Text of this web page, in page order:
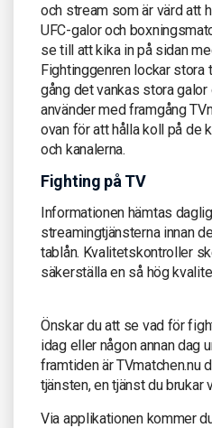
och stream som är värd att
UFC-galor och
se till att kika in på sidan
Fightinggenren lockar
gång det vankas stora
använder med framgång
ovan för att hålla koll på de
och kanalerna.
Fighting på TV
Informationen hämtas
streamingtjänsterna innan
tablån. Kvalitetskontroller
säkerställa en så hög
Önskar du att se vad för
idag eller någon annan dag
framtiden är TVmatchen.nu
tjänsten, en tjänst du brukar
Via applikationen kommer